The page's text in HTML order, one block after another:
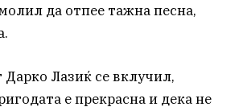
да отпее тажна песна,
Дарко Лазиќ се вклучил,
е прекрасна и дека не